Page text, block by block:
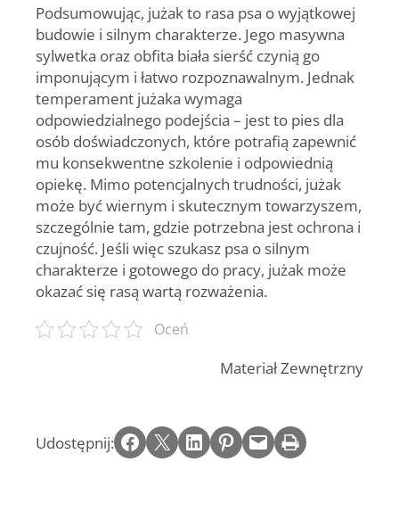
Podsumowując, jużakto rasa psa o wyjątkowej
budowie i silnym charakterze. Jego masywna
sylwetka oraz obfita biała sierść czynią go
imponującym i łatwo rozpoznawalnym. Jednak
temperament jużaka wymaga
odpowiedzialnego podejścia – jest to pies dla
osób doświadczonych, które potrafią zapewnić
mu konsekwentne szkolenie i odpowiednią
opiekę. Mimo potencjalnych trudności, jużak
może być wiernym i skutecznym towarzyszem,
szczególnie tam, gdzie potrzebna jest ochrona i
czujność. Jeśli więc szukasz psa o silnym
charakterze i gotowego do pracy, jużak może
okazać się rasą wartą rozważenia.
Oceń
Materiał Zewnętrzny
Udostępnij: Share on Facebook Email this Page Share on LinkedIn Share on Pinterest Email this Page Print this Page